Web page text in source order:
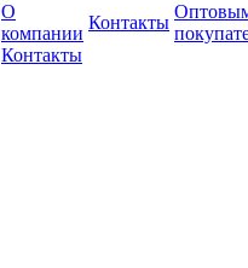
О
компании
Контакты
Контакты